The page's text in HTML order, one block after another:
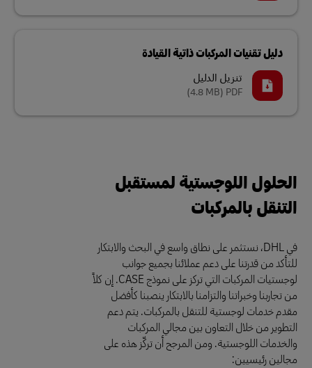
دليل تقنيات المركبات ذاتية القيادة
تنزيل الدليل
PDF
(4.8 MB)
الحلول اللوجستية لمستقبل
التنقل بالمركبات
في DHL، نستثمر على نطاق واسع في البحث والابتكار
للتأكد من قدرتنا على دعم عملائنا بجميع جوانب
لوجستيات المركبات التي تركز على نموذج CASE. إن كلاً
من تجاربنا وخبراتنا والتزامنا بالابتكار ينصبنا كأفضل
مقدم خدمات لوجستية للتنقل بالمركبات. يتم دعم
التطوير من خلال التعاون بين مجالي المركبات
والخدمات اللوجستية. ومن المرجح أن تركّز هذه على
مجالين رئيسيين: